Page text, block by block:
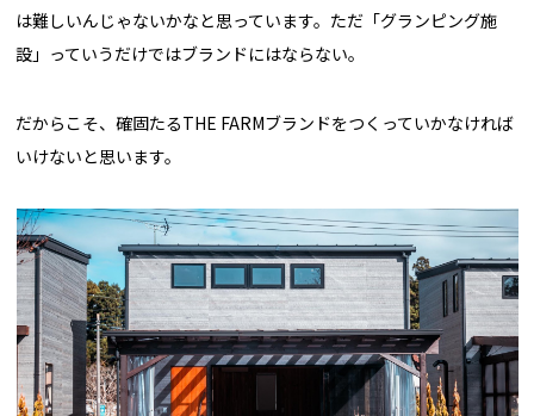
は難しいんじゃないかなと思っています。ただ「グランピング施
設」っていうだけではブランドにはならない。
だからこそ、確固たるTHE FARMブランドをつくっていかなければ
いけないと思います。